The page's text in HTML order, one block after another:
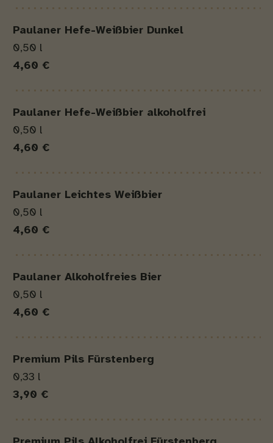
Paulaner Hefe-Weißbier Dunkel
0,50 l
4,60 €
Paulaner Hefe-Weißbier alkoholfrei
0,50 l
4,60 €
Paulaner Leichtes Weißbier
0,50 l
4,60 €
Paulaner Alkoholfreies Bier
0,50 l
4,60 €
Premium Pils Fürstenberg
0,33 l
3,90 €